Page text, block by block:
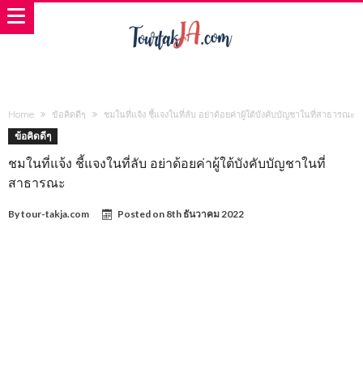
Home ข้อคิดดีๆ ชมในที่แจ้ง ชี้แจงในที่ลับ อย่าด้อยค่าผู้ใต้บังคับบัญชาในที่สาธารณะ
ข้อคิดดีๆ
ชมในที่แจ้ง ชี้แจงในที่ลับ อย่าด้อยค่าผู้ใต้บังคับบัญชาในที่
สาธารณะ
Bytour-takja.com Posted on 8th ธันวาคม 2022